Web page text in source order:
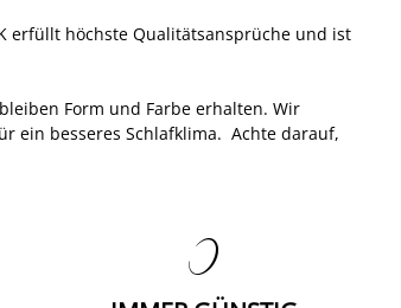
erfüllt höchste Qualitätsansprüche und ist
Form und Farbe erhalten. Wir
ein besseres Schlafklima. Achte darauf,
